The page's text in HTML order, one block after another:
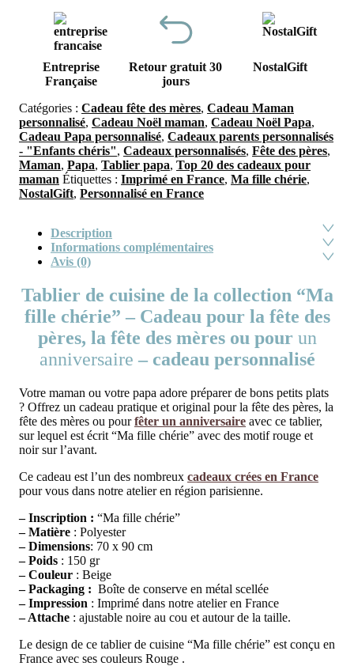
Entreprise
Française
Retour gratuit 30
jours
NostalGift
Catégories : Cadeau fête des mères, Cadeau Maman
personnalisé, Cadeau Noël maman, Cadeau Noël Papa,
Cadeau Papa personnalisé, Cadeaux parents personnalisés
- "Enfants chéris", Cadeaux personnalisés, Fête des pères,
Maman, Papa, Tablier papa, Top 20 des cadeaux pour
maman Étiquettes : Imprimé en France, Ma fille chérie,
NostalGift, Personnalisé en France
Description
Informations complémentaires
Avis (0)
Tablier de cuisine de la collection “Ma
fille chérie” – Cadeau pour la fête des
pères, la fête des mères ou pour un
anniversaire – cadeau personnalisé
Votre maman ou votre papa adore préparer de bons petits plats
? Offrez un cadeau pratique et original pour la fête des pères, la
fête des mères ou pourfêter un anniversaire avec ce tablier,
sur lequel est écrit “Ma fille chérie” avec des motif rouge et
noir sur l’avant.
Ce cadeau est l’un des nombreux cadeaux crées en France
pour vous dans notre atelier en région parisienne.
– Inscription : “Ma fille chérie”
– Matière : Polyester
– Dimensions: 70 x 90 cm
– Poids : 150 gr
– Couleur : Beige
– Packaging : Boîte de conserve en métal scellée
– Impression : Imprimé dans notre atelier en France
– Attache : ajustable noire au cou et autour de la taille.
Le design de ce tablier de cuisine “Ma fille chérie” est conçu en
France avec ses couleurs Rouge .